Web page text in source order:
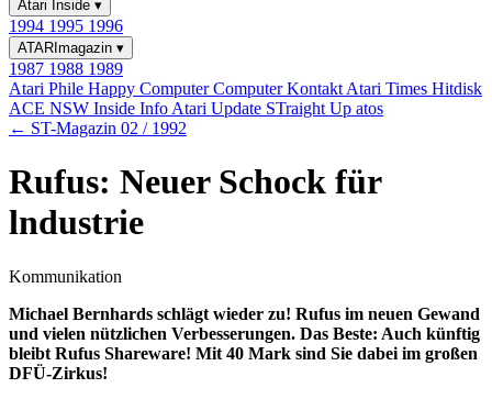
Atari Inside ▾
1994 1995 1996
ATARImagazin ▾
1987 1988 1989
Atari Phile Happy ComputerComputer Kontakt Atari Times Hitdisk
ACE NSW Inside Info Atari Update STraight Up atos
← ST-Magazin 02 / 1992
Rufus: Neuer Schock für
lndustrie
Kommunikation
Michael Bernhards schlägt wieder zu! Rufus im neuen Gewand
und vielen nützlichen Verbesserungen. Das Beste: Auch künftig
bleibt Rufus Shareware! Mit 40 Mark sind Sie dabei im großen
DFÜ-Zirkus!